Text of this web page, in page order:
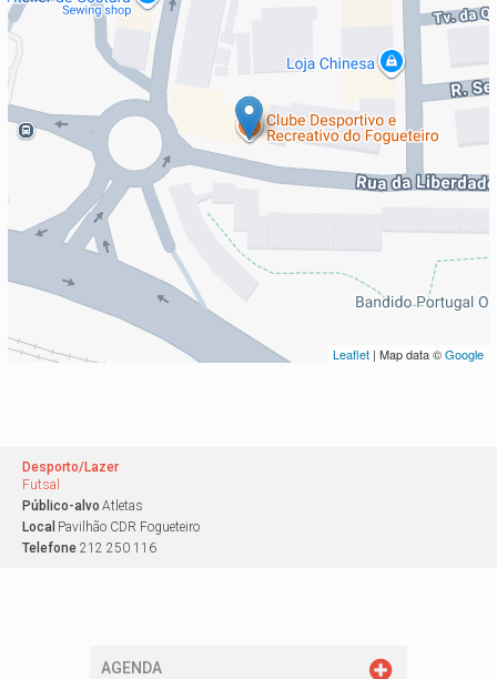
Leaflet | Map data ©Google
Desporto/Lazer
Futsal
Público-alvo Atletas
Local Pavilhão CDR Fogueteiro
Telefone 212 250 116
AGENDA